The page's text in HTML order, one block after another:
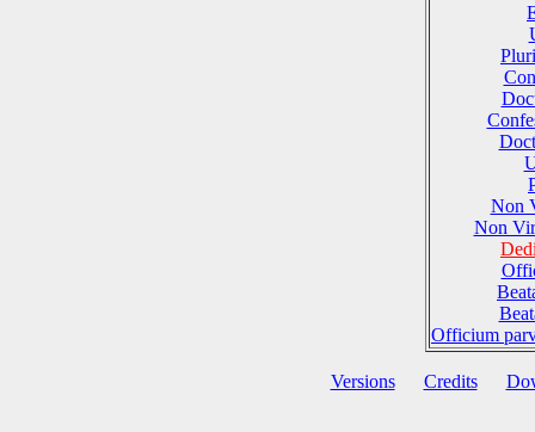
Non
Non
Officium
Versions Credits